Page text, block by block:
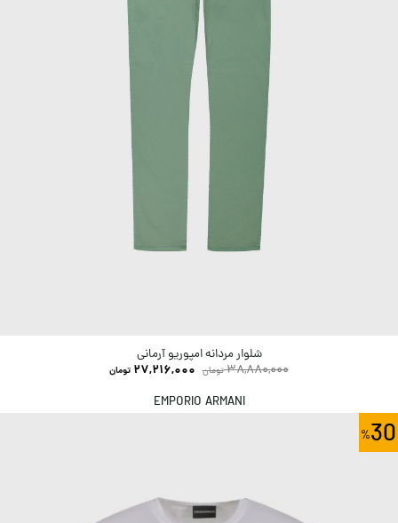
شلوار مردانه امپوریو آرمانی
38,880,000 تومان 27,216,000 تومان
EMPORIO ARMANI
30